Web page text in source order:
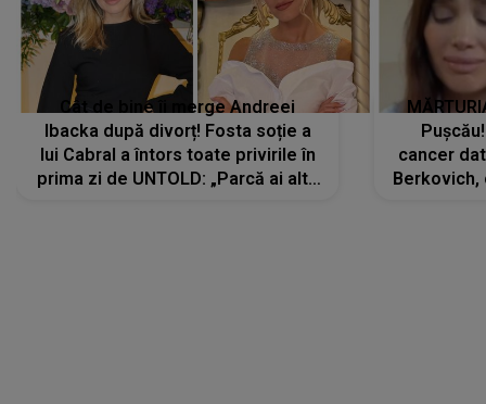
Cât de bine îi merge Andreei
Ibacka după divorț! Fosta soție a
lui Cabral a întors toate privirile în
prima zi de UNTOLD: „Parcă ai altă
cancer